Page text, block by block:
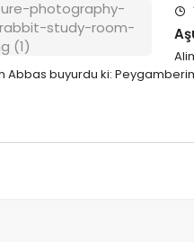
Abbas buyurdu ki: